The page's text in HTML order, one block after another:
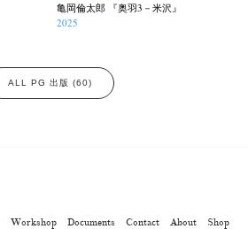
亀岡倫太郎 『奥羽3－米沢』
2025
ALL PG 出版 (60)
Workshop Documents Contact About Shop